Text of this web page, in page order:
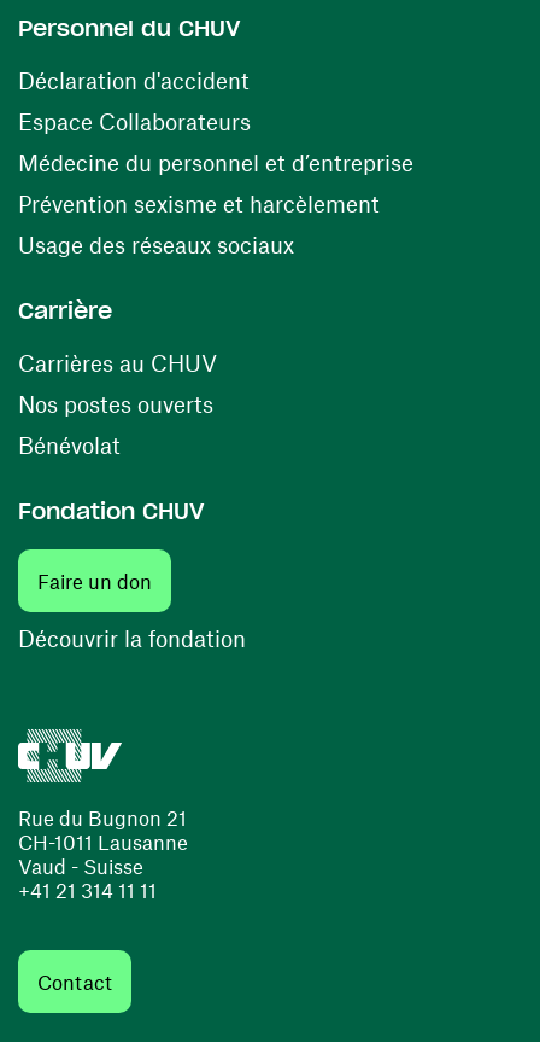
Rue du Bugnon 21
CH-1011 Lausanne
Vaud - Suisse
+41 21 314 11 11
Contact
Personnel du CHUV
Déclaration d'accident
Espace Collaborateurs(ouvre une nouvelle fenêtre)
Médecine du personnel et d’entreprise
Prévention sexisme et harcèlement
Usage des réseaux sociaux(ouvre une nouvelle
Carrière
Carrières au CHUV(ouvre une nouvelle fenêtre)
Nos postes ouverts(ouvre une nouvelle fenêtre)
Bénévolat
Fondation CHUV
Faire un don
Découvrir la fondation